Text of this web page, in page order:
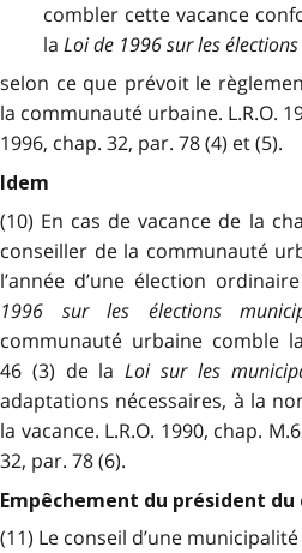
combler cette vacance
la Loi de 1996 sur les
selon ce que prévoit le
la communauté urbaine. L.R.O.
1996, chap. 32, par. 78 (4) et (5).
Idem
(10) En cas de vacance de la
conseiller de la communauté
l’année d’une élection
1996 sur les élections
communauté urbaine comble
46 (3) de laLoi sur les
adaptations nécessaires, à la
la vacance. L.R.O. 1990, chap.
32, par. 78 (6).
Empêchement du président du
(11) Le conseil d’une